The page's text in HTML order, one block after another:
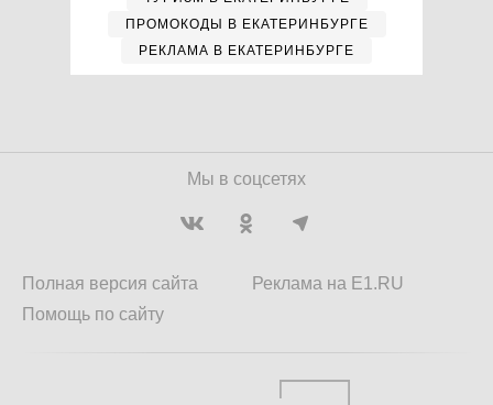
ПРОМОКОДЫ В ЕКАТЕРИНБУРГЕ
РЕКЛАМА В ЕКАТЕРИНБУРГЕ
Мы в соцсетях
Полная версия сайта
Помощь по сайту
Реклама на E1.RU